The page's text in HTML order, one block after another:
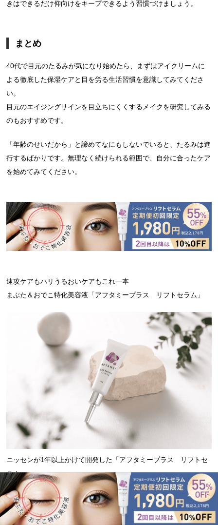
きはできるだけ仰向けをキープできるよう習慣づけましょう。
まとめ
40代で目元のたるみが気になり始めたら、まずはアイクリームに
よる徹底した保湿ケアと目を労る生活習慣を意識してみてくださ
い。
目元のエイジングサインを目立ちにくくするメイクを研究してみる
のもおすすめです。
「年齢のせいだから」と諦めてなにもしないでいると、たるみは進
行するばかりです。無理なく続けられる範囲で、自分に合ったケア
を始めてみてください。
速攻ケアもハリうるおいケアもこれ一本
まぶた＆おでこ特化美容液「アフタミープラス リフトセラム」
ニッセンが1年以上かけて開発した「アフタミープラス リフトセ
ラム」。
年齢とともに、皮膚のコラーゲンやエラスチンなどの弾力成分が減
少し、まぶたの皮膚が重力や目の周りの筋肉の衰えによってたるみ
ます。また、目を開こうと無意識にまゆげを上げることで、おでこ